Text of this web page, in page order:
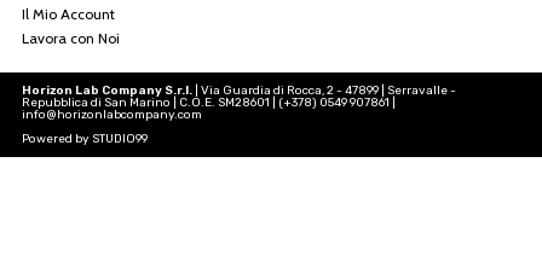
Il Mio Account
Lavora con Noi
Horizon Lab Company S.r.l. | Via Guardia di Rocca, 2 - 47899 | Serravalle -
Repubblica di San Marino | C.O.E. SM28601 | (+378) 0549 907861 |
info@horizonlabcompany.com
Powered by STUDIO99